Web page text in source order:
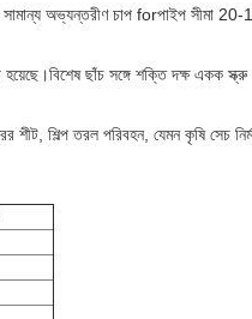
অভ্যন্তরীণ চাপ forপাইপ সীমা
ছাঁচ সঙ্গে শক্তি দক্ষ একক
শিল্প তরল পরিবহন, যেমন কৃষি সেচ